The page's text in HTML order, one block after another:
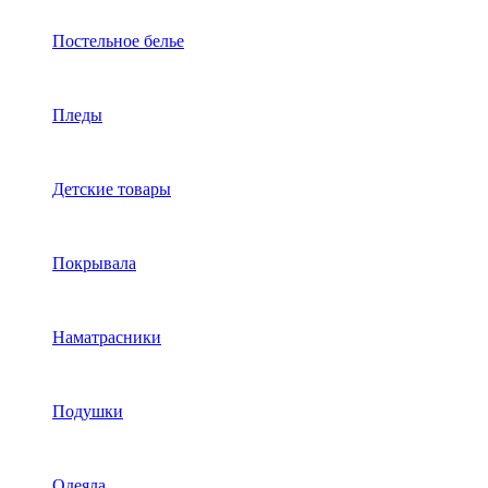
Постельное белье
Пледы
Детские товары
Покрывала
Наматрасники
Подушки